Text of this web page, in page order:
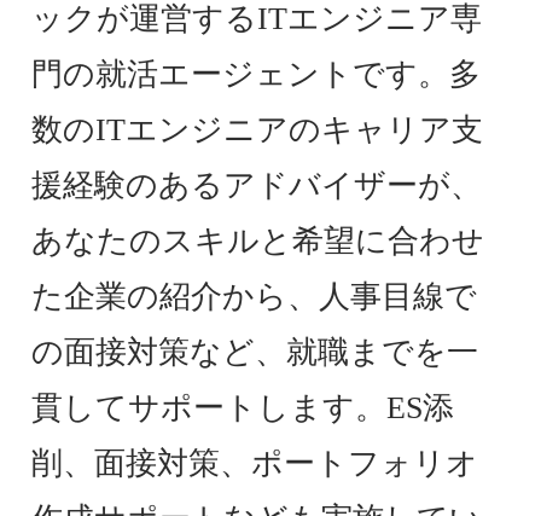
ックが運営するITエンジニア専
門の就活エージェントです。多
数のITエンジニアのキャリア支
援経験のあるアドバイザーが、
あなたのスキルと希望に合わせ
た企業の紹介から、人事目線で
の面接対策など、就職までを一
貫してサポートします。ES添
削、面接対策、ポートフォリオ